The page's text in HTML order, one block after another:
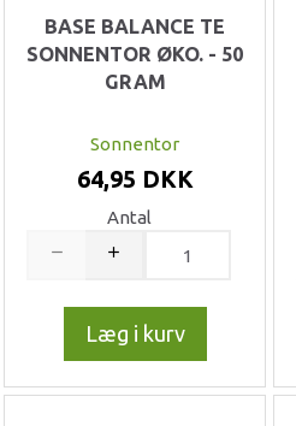
BASE BALANCE TE
SONNENTOR ØKO. - 50
GRAM
Sonnentor
64,95 DKK
Antal
Læg i kurv